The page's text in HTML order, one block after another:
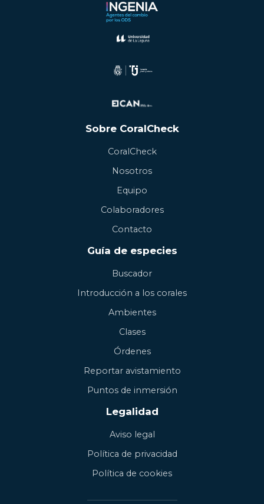
Sobre CoralCheck
CoralCheck
Nosotros
Equipo
Colaboradores
Contacto
Guía de especies
Buscador
Introducción a los corales
Ambientes
Clases
Órdenes
Reportar avistamiento
Puntos de inmersión
Legalidad
Aviso legal
Política de privacidad
Política de cookies